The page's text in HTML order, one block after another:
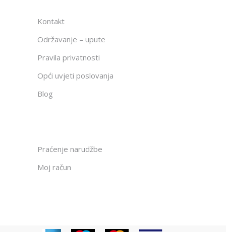
Kontakt
Održavanje – upute
Pravila privatnosti
Opći uvjeti poslovanja
Blog
Praćenje narudžbe
Moj račun